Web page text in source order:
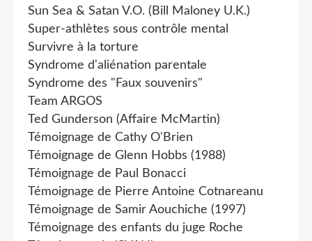
Sun Sea & Satan V.O. (Bill Maloney U.K.)
Super-athlètes sous contrôle mental
Survivre à la torture
Syndrome d'aliénation parentale
Syndrome des "Faux souvenirs"
Team ARGOS
Ted Gunderson (Affaire McMartin)
Témoignage de Cathy O'Brien
Témoignage de Glenn Hobbs (1988)
Témoignage de Paul Bonacci
Témoignage de Pierre Antoine Cotnareanu
Témoignage de Samir Aouchiche (1997)
Témoignage des enfants du juge Roche